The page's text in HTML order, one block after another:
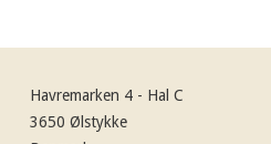
Havremarken 4 - Hal C
3650 Ølstykke